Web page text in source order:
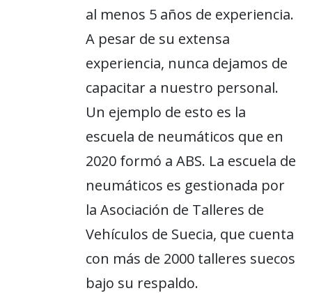
al menos 5 años de experiencia.
A pesar de su extensa
experiencia, nunca dejamos de
capacitar a nuestro personal.
Un ejemplo de esto es la
escuela de neumáticos que en
2020 formó a ABS. La escuela de
neumáticos es gestionada por
la Asociación de Talleres de
Vehículos de Suecia, que cuenta
con más de 2000 talleres suecos
bajo su respaldo.